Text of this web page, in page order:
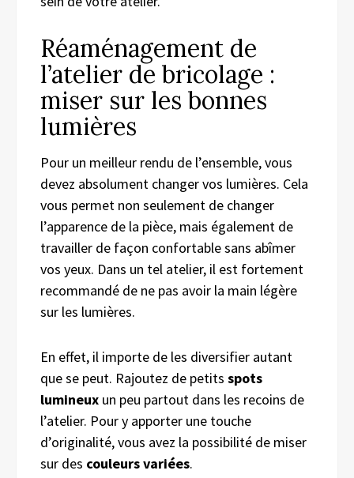
Réaménagement de
l’atelier de bricolage :
miser sur les bonnes
lumières
Pour un meilleur rendu de l’ensemble, vous
devez absolument changer vos lumières. Cela
vous permet non seulement de changer
l’apparence de la pièce, mais également de
travailler de façon confortable sans abîmer
vos yeux. Dans un tel atelier, il est fortement
recommandé de ne pas avoir la main légère
sur les lumières.
En effet, il importe de les diversifier autant
que se peut. Rajoutez de petits spots
lumineux un peu partout dans les recoins de
l’atelier. Pour y apporter une touche
d’originalité, vous avez la possibilité de miser
sur des couleurs variées.